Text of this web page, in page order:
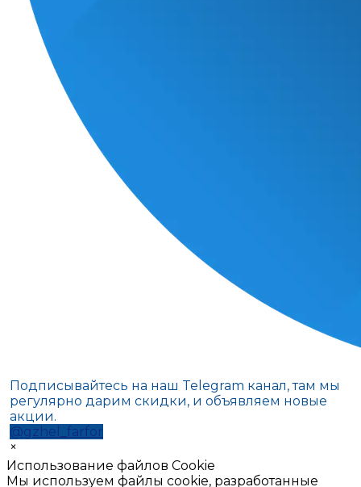
Подписывайтесь на наш Telegram канал, там мы
регулярно дарим скидки, и объявляем новые
акции.
@gzhel_farfor
×
Использование файлов Cookie
Мы используем файлы cookie, разработанные